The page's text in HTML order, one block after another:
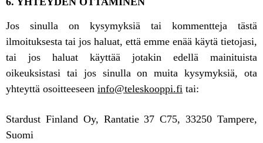
Jos sinulla on kysymyksiä tai kommentteja tästä
ilmoituksesta tai jos haluat, että emme enää käytä tietojasi,
tai jos haluat käyttää jotakin edellä mainituista
oikeuksistasi tai jos sinulla on muita kysymyksiä, ota
yhteyttä osoitteeseen info@teleskooppi.fi tai:
Stardust Finland Oy, Rantatie 37 C75, 33250 Tampere,
Suomi